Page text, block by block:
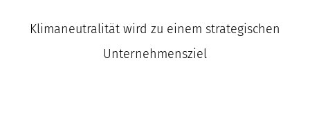
Klimaneutralität wird zu einem strategischen
Unternehmensziel